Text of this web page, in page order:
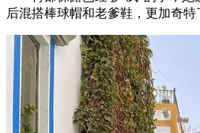
后混搭棒球帽和老爹鞋，更加奇特